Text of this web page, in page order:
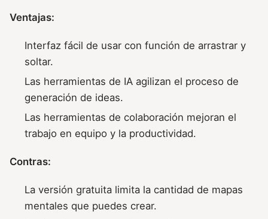
Ventajas:
Interfaz fácil de usar con función de arrastrar y
soltar.
Las herramientas de IA agilizan el proceso de
generación de ideas.
Las herramientas de colaboración mejoran el
trabajo en equipo y la productividad.
Contras:
La versión gratuita limita la cantidad de mapas
mentales que puedes crear.